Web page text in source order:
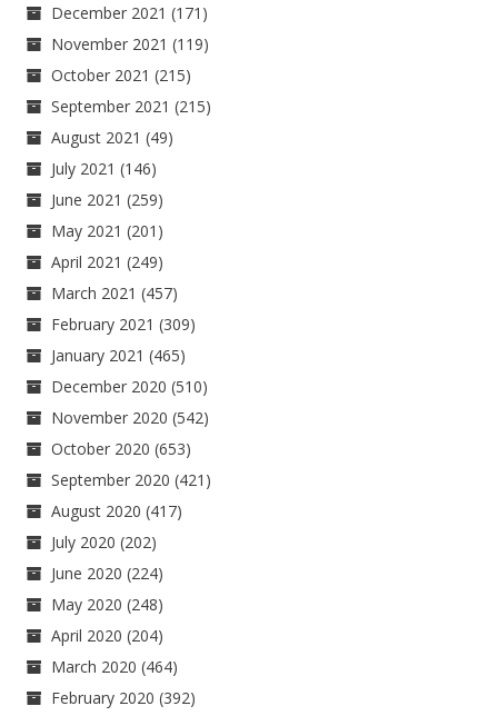
December 2021 (171)
November 2021 (119)
October 2021 (215)
September 2021 (215)
August 2021 (49)
July 2021 (146)
June 2021 (259)
May 2021 (201)
April 2021 (249)
March 2021 (457)
February 2021 (309)
January 2021 (465)
December 2020 (510)
November 2020 (542)
October 2020 (653)
September 2020 (421)
August 2020 (417)
July 2020 (202)
June 2020 (224)
May 2020 (248)
April 2020 (204)
March 2020 (464)
February 2020 (392)